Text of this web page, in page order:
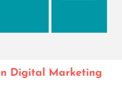
Digital Marketing